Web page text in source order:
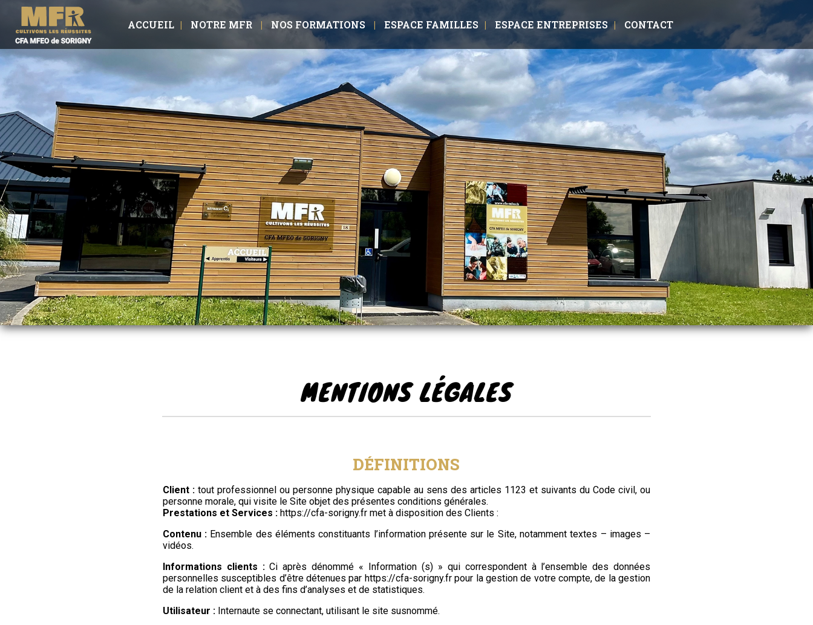
ACCUEIL NOTRE MFR NOS FORMATIONS ESPACE FAMILLES ESPACE ENTREPRISES CONTACT
MENTIONS LÉGALES
DÉFINITIONS
Client :tout professionnel ou personne physique capable au sens des articles 1123 et suivants du Code civil, ou
personne morale, qui visite le Site objet des présentes conditions générales.
Prestations et Services : https://cfa-sorigny.frmet à disposition des Clients :
Contenu : Ensemble des éléments constituants l’information présente sur le Site, notamment textes – images –
vidéos.
Informations clients :Ci après dénommé « Information (s) » qui correspondent à l’ensemble des données
personnelles susceptibles d’être détenues par https://cfa-sorigny.frpour la gestion de votre compte, de la gestion
de la relation client et à des fins d’analyses et de statistiques.
Utilisateur :Internaute se connectant, utilisant le site susnommé.